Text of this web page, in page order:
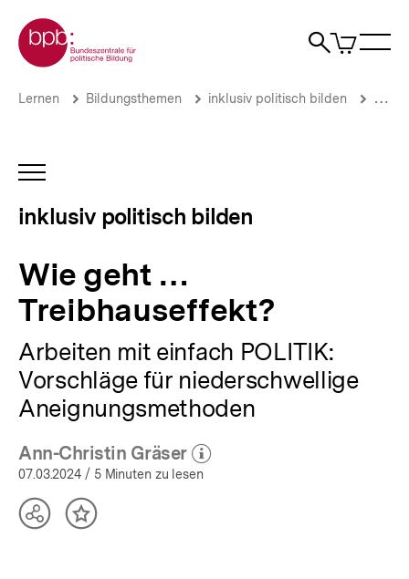
zum
Seiteninhalt
springen
Zur Startseite der bpb
Suche
Artikel
im
Wie
inklusiv
politisch
bilden
Brotkrümelnavigation
Pfadnavigation
Lernen Bildungsthemen inklusiv politisch bilden
INHALTSNAVIGATION
inklusiv politisch bilden
Wie geht …
Treibhauseffekt?
Arbeiten mit einfach POLITIK:
Vorschläge für niederschwellige
Aneignungsmethoden
Ann-Christin Gräser
(Mehr zum Autor)
öffnen
07.03.2024 / 5 Minuten zu lesen
TeilenInhalt